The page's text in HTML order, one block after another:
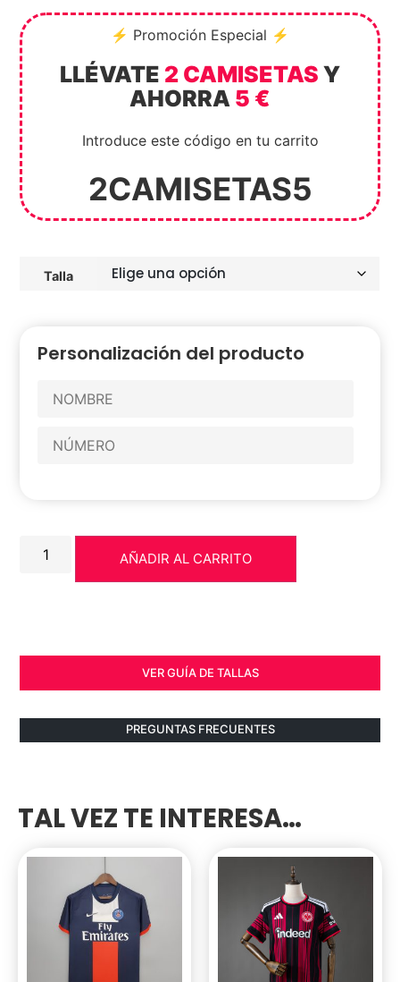
⚡ Promoción Especial ⚡
LLÉVATE 2 CAMISETAS Y
AHORRA 5 €
Introduce este código en tu carrito
2CAMISETAS5
Talla
Personalización del producto
AÑADIR AL CARRITO
VER GUÍA DE TALLAS
PREGUNTAS FRECUENTES
TAL VEZ TE INTERESA…